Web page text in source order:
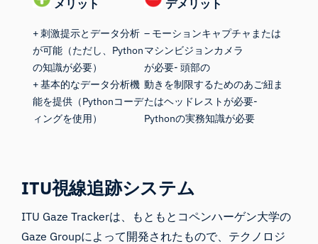
メリット
+ 刺激提示とデータ分析
が可能（ただし、Python
の知識が必要）
+ 基本的なデータ分析機
能を提供（Pythonコーデ
ィングを使用）
デメリット
– モーションキャプチャまたは
マシンビジョンカメラ
が必要- 頭部の
動きを制限するためのあご紐ま
たはヘッドレストが必要-
Pythonの実務知識が必要
ITU視線追跡システム
ITU Gaze Trackerは 、もともとコペンハーゲン大学の
Gaze Groupによって開発されたもので、テクノロジ